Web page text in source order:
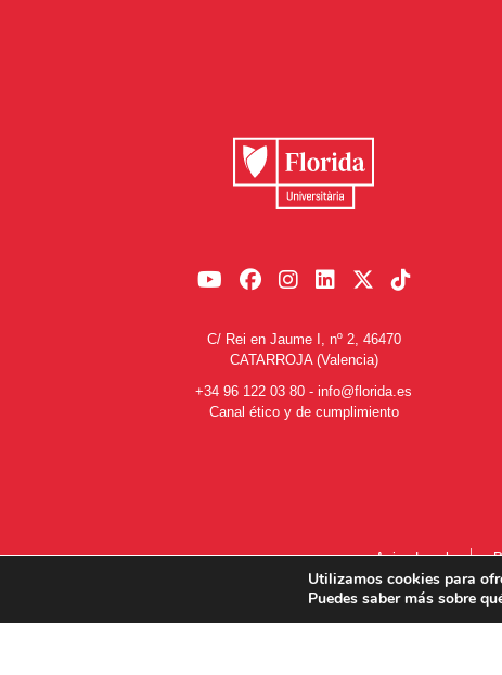
C/ Rei en Jaume I, nº 2, 46470
CATARROJA (Valencia)
+34 96 122 03 80 - info@florida.es
Canal ético y de cumplimiento
Aviso Legal
Utilizamos cookies para
Puedes saber más sobre